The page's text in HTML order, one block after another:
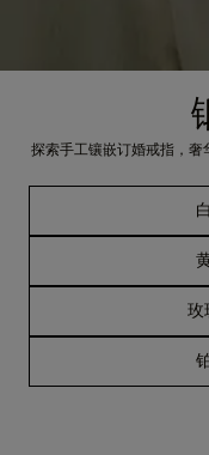
探索手工镶嵌订婚戒指，
玫